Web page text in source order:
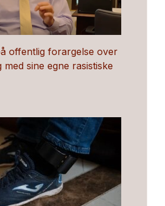
offentlig forargelse over
sine egne rasistiske